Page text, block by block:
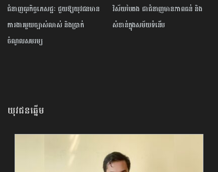
ជំនាញធុរកិច្ចភេសជ្ជៈ ជួយ​ឱ្យ​យុវជន​មាន
ការងារមួយ​ច្បាស់លាស់ និងប្រាក់
ចំណូលសមរម្យ
វិស័យបៃតង ជាជំនាញមានភាពធន់ និង
សំខាន់ក្នុងសម័យទំនើប
យុវជនឆ្នើម